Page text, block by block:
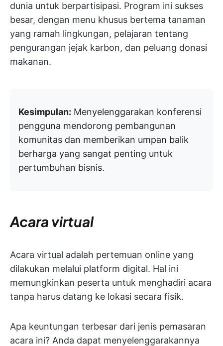
dunia untuk berpartisipasi. Program ini sukses
besar, dengan menu khusus bertema tanaman
yang ramah lingkungan, pelajaran tentang
pengurangan jejak karbon, dan peluang donasi
makanan.
Kesimpulan: Menyelenggarakan konferensi
pengguna mendorong pembangunan
komunitas dan memberikan umpan balik
berharga yang sangat penting untuk
pertumbuhan bisnis.
Acara virtual
Acara virtual adalah pertemuan online yang
dilakukan melalui platform digital. Hal ini
memungkinkan peserta untuk menghadiri acara
tanpa harus datang ke lokasi secara fisik.
Apa keuntungan terbesar dari jenis pemasaran
acara ini? Anda dapat menyelenggarakannya